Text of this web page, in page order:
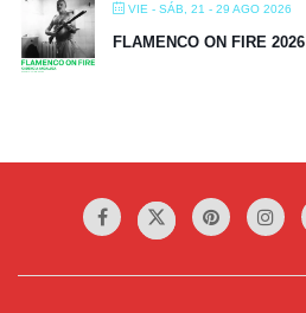
VIE - SÁB, 21 - 29 AGO 2026
FLAMENCO ON FIRE 2026